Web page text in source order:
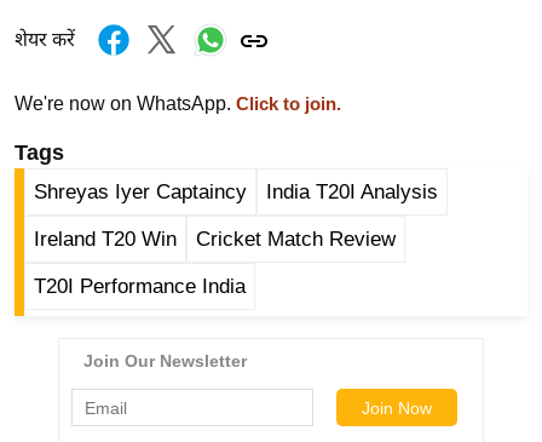
ली
ड
ल्म
स
मी
B
शेयर करें
We're now on WhatsApp. Click to join.
Tags
Shreyas Iyer Captaincy India T20I Analysis
Ireland T20 Win Cricket Match Review
T20I Performance India